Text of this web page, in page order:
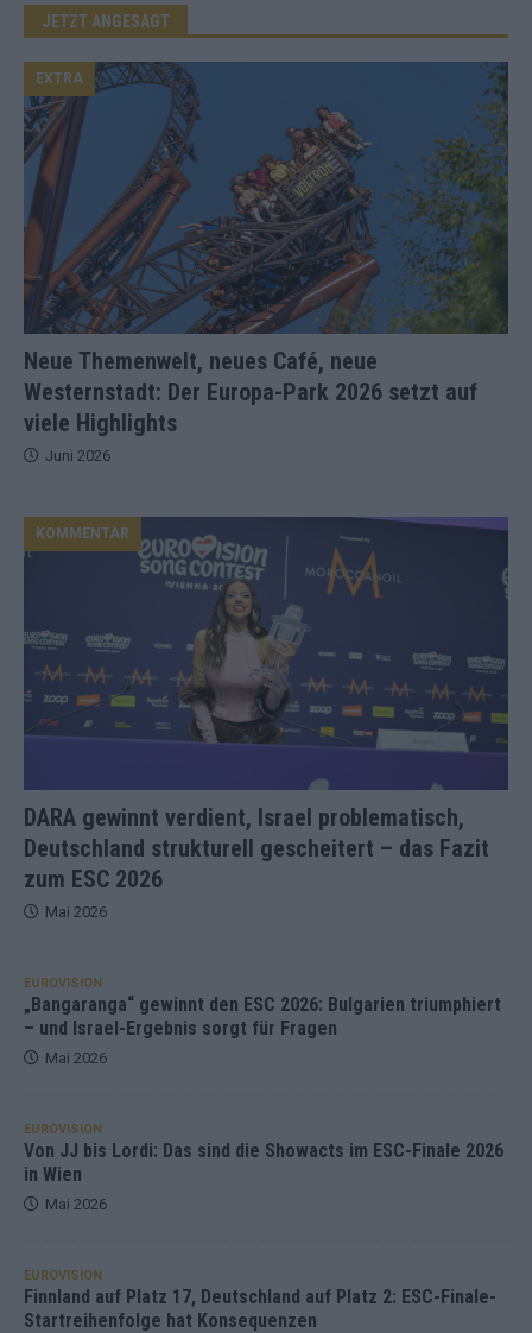
JETZT ANGESAGT
Neue Themenwelt, neues Café, neue
Westernstadt: Der Europa-Park 2026 setzt auf
viele Highlights
EXTRA
Juni 2026
DARA gewinnt verdient, Israel problematisch,
Deutschland strukturell gescheitert – das Fazit
zum ESC 2026
KOMMENTAR
Mai 2026
EUROVISION
„Bangaranga“ gewinnt den ESC 2026: Bulgarien triumphiert
– und Israel-Ergebnis sorgt für Fragen
Mai 2026
EUROVISION
Von JJ bis Lordi: Das sind die Showacts im ESC-Finale 2026
in Wien
Mai 2026
EUROVISION
Finnland auf Platz 17, Deutschland auf Platz 2: ESC-Finale-
Startreihenfolge hat Konsequenzen